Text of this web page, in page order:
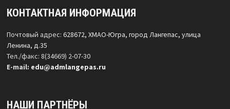
КОНТАКТНАЯ ИНФОРМАЦИЯ
Почтовый адрес: 628672, ХМАО-Югра, город Лангепас, улица
Ленина, д.35
Тел./факс: 8(34669) 2-07-30
Е-mail: edu@admlangepas.ru
НАШИ ПАРТНЁРЫ